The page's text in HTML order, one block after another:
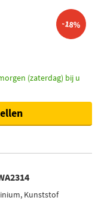
-18%
(zaterdag) bij u
Kunststof